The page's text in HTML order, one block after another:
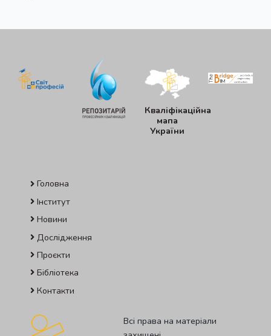
Кваліфікаційна
мапа
України
Головна
Інститут
Новини
Дослідження
Проєкти
Бібліотека
Контакти
Всі права на матеріали